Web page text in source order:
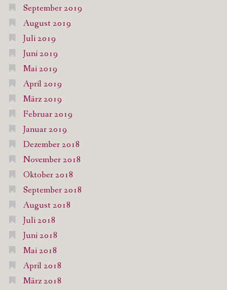
September 2019
August 2019
Juli 2019
Juni 2019
Mai 2019
April 2019
März 2019
Februar 2019
Januar 2019
Dezember 2018
November 2018
Oktober 2018
September 2018
August 2018
Juli 2018
Juni 2018
Mai 2018
April 2018
März 2018